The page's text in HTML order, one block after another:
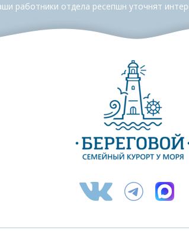
работники отдела ресепшн уточнят